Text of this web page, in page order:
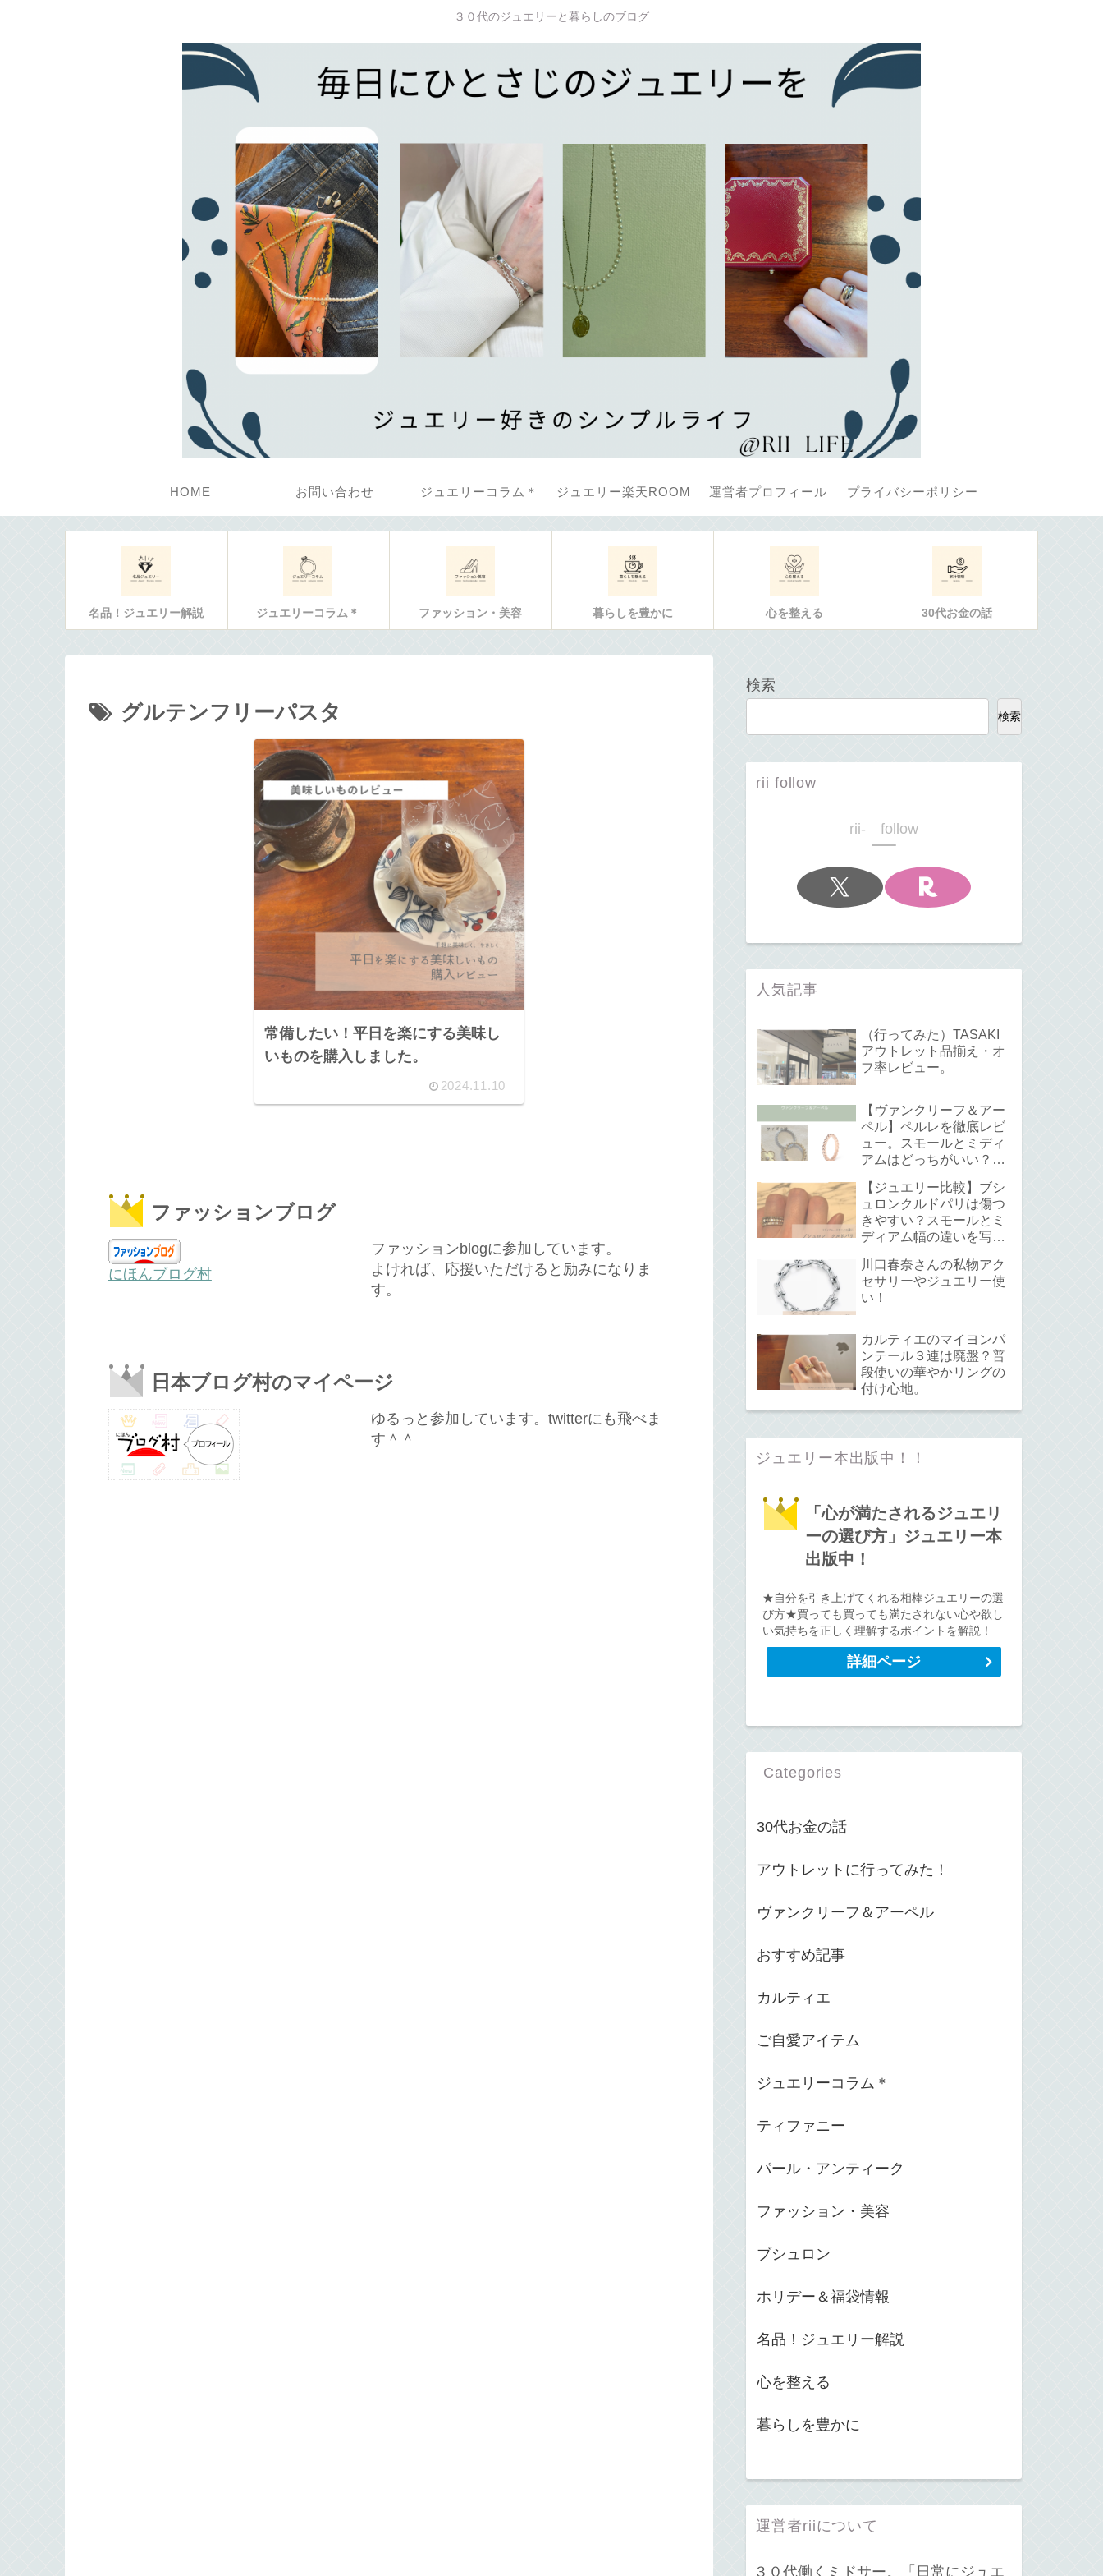
３０代のジュエリーと暮らしのブログ
HOME お問い合わせ ジュエリーコラム＊ ジュエリー楽天ROOM 運営者プロフィール プライバシーポリシー
名品！ジュエリー解説 ジュエリーコラム＊ ファッション・美容 暮らしを豊かに 心を整える 30代お金の話
グルテンフリーパスタ
常備したい！平日を楽にする美味し
いものを購入しました。
2024.11.10
ファッションブログ
にほんブログ村
ファッションblogに参加しています。
よければ、応援いただけると励みになりま
す。
日本ブログ村のマイページ
ゆるっと参加しています。twitterにも飛べま
す＾＾
検索
検索
rii follow
rii- follow
人気記事
（行ってみた）TASAKI
アウトレット品揃え・オ
フ率レビュー。
【ヴァンクリーフ＆アー
ペル】ペルレを徹底レビ
ュー。スモールとミディ
アムはどっちがいい？サ
て。
【ジュエリー比較】ブシ
ュロンクルドパリは傷つ
きやすい？スモールとミ
ディアム幅の違いを写真
川口春奈さんの私物アク
セサリーやジュエリー使
い！
カルティエのマイヨンパ
ンテール３連は廃盤？普
段使いの華やかリングの
付け心地。
ジュエリー本出版中！！
「心が満たされるジュエリ
ーの選び方」ジュエリー本
出版中！
★自分を引き上げてくれる相棒ジュエリーの選
び方★買っても買っても満たされない心や欲し
い気持ちを正しく理解するポイントを解説！
詳細ページ
Categories
30代お金の話
アウトレットに行ってみた！
ヴァンクリーフ＆アーペル
おすすめ記事
カルティエ
ご自愛アイテム
ジュエリーコラム＊
ティファニー
パール・アンティーク
ファッション・美容
ブシュロン
ホリデー＆福袋情報
名品！ジュエリー解説
心を整える
暮らしを豊かに
運営者riiについて
３０代働くミドサー。「日常にジュエ